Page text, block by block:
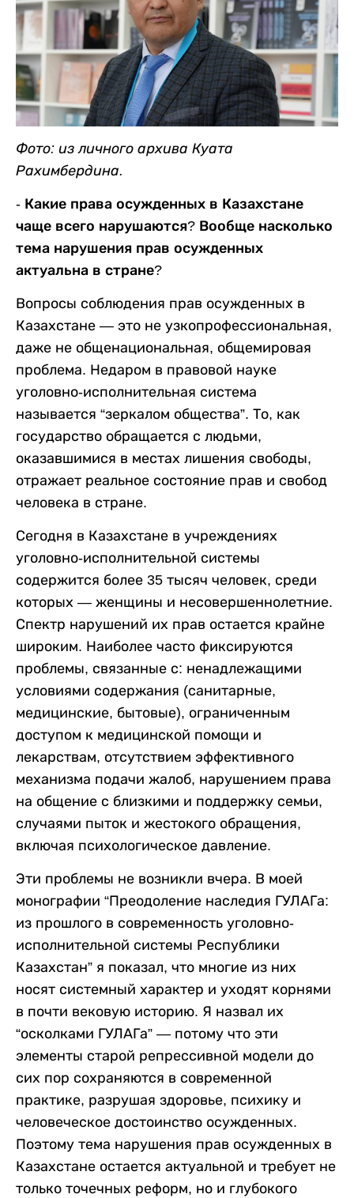
Фото: из личного архива Куата
Рахимбердина.
- Какие права осужденных в Казахстане
чаще всего нарушаются? Вообще насколько
тема нарушения прав осужденных
актуальна в стране?
Вопросы соблюдения прав осужденных в
Казахстане — это не узкопрофессиональная,
даже не общенациональная, общемировая
проблема. Недаром в правовой науке
уголовно-исполнительная система
называется “зеркалом общества”. То, как
государство обращается с людьми,
оказавшимися в местах лишения свободы,
отражает реальное состояние прав и свобод
человека в стране.
Сегодня в Казахстане в учреждениях
уголовно-исполнительной системы
содержится более 35 тысяч человек, среди
которых — женщины и несовершеннолетние.
Спектр нарушений их прав остается крайне
широким. Наиболее часто фиксируются
проблемы, связанные с: ненадлежащими
условиями содержания (санитарные,
медицинские, бытовые), ограниченным
доступом к медицинской помощи и
лекарствам, отсутствием эффективного
механизма подачи жалоб, нарушением права
на общение с близкими и поддержку семьи,
случаями пыток и жестокого обращения,
включая психологическое давление.
Эти проблемы не возникли вчера. В моей
монографии “Преодоление наследия ГУЛАГа:
из прошлого в современность уголовно-
исполнительной системы Республики
Казахстан” я показал, что многие из них
носят системный характер и уходят корнями
в почти вековую историю. Я назвал их
“осколками ГУЛАГа” — потому что эти
элементы старой репрессивной модели до
сих пор сохраняются в современной
практике, разрушая здоровье, психику и
человеческое достоинство осужденных.
Поэтому тема нарушения прав осужденных в
Казахстане остается актуальной и требует не
только точечных реформ, но и глубокого